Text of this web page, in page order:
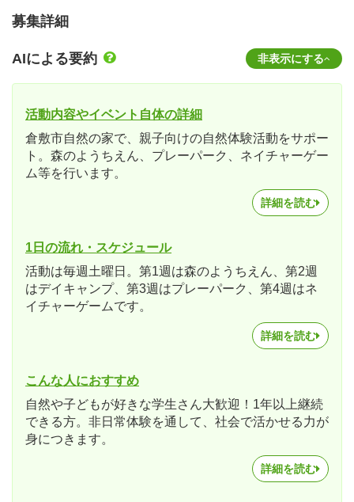
募集詳細
AIによる要約 非表示にする
活動内容やイベント自体の詳細
倉敷市自然の家で、親子向けの自然体験活動をサポー
ト。森のようちえん、プレーパーク、ネイチャーゲー
ム等を行います。
詳細を読む
1日の流れ・スケジュール
活動は毎週土曜日。第1週は森のようちえん、第2週
はデイキャンプ、第3週はプレーパーク、第4週はネ
イチャーゲームです。
詳細を読む
こんな人におすすめ
自然や子どもが好きな学生さん大歓迎！1年以上継続
できる方。非日常体験を通して、社会で活かせる力が
身につきます。
詳細を読む